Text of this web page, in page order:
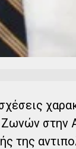
στην
της